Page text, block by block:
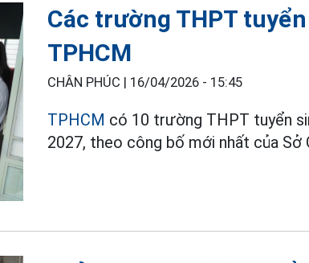
Các trường THPT
TPHCM
CHÂN PHÚC | 16/04/2026 - 15:45
TPHCM có 10 trường THPT tuyển
2027, theo công bố mới nhất của